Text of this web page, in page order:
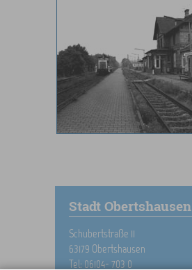
Stadt Obertshausen
Schubertstraße 11
63179 Obertshausen
Tel: 06104- 703 0